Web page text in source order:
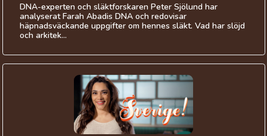
DNA-experten och släktforskaren Peter Sjölund har
analyserat Farah Abadis DNA och redovisar
häpnadsväckande uppgifter om hennes släkt. Vad har slöjd
och arkitek...